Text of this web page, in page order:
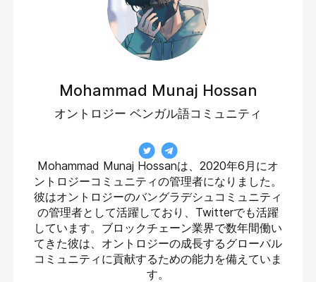
Mohammad Munaj Hossan
オントロジー ベンガル語コミュニティ
Mohammad Munaj Hossanは、2020年6月にオ
ントロジーコミュニティの管理者になりました。
彼はオントロジーのバングラデシュコミュニティ
の管理者として活躍しており、Twitterでも活躍
しています。ブロックチェーン業界で数年間働い
てきた彼は、オントロジーの成長するグローバル
コミュニティに貢献するための能力を備えていま
す。